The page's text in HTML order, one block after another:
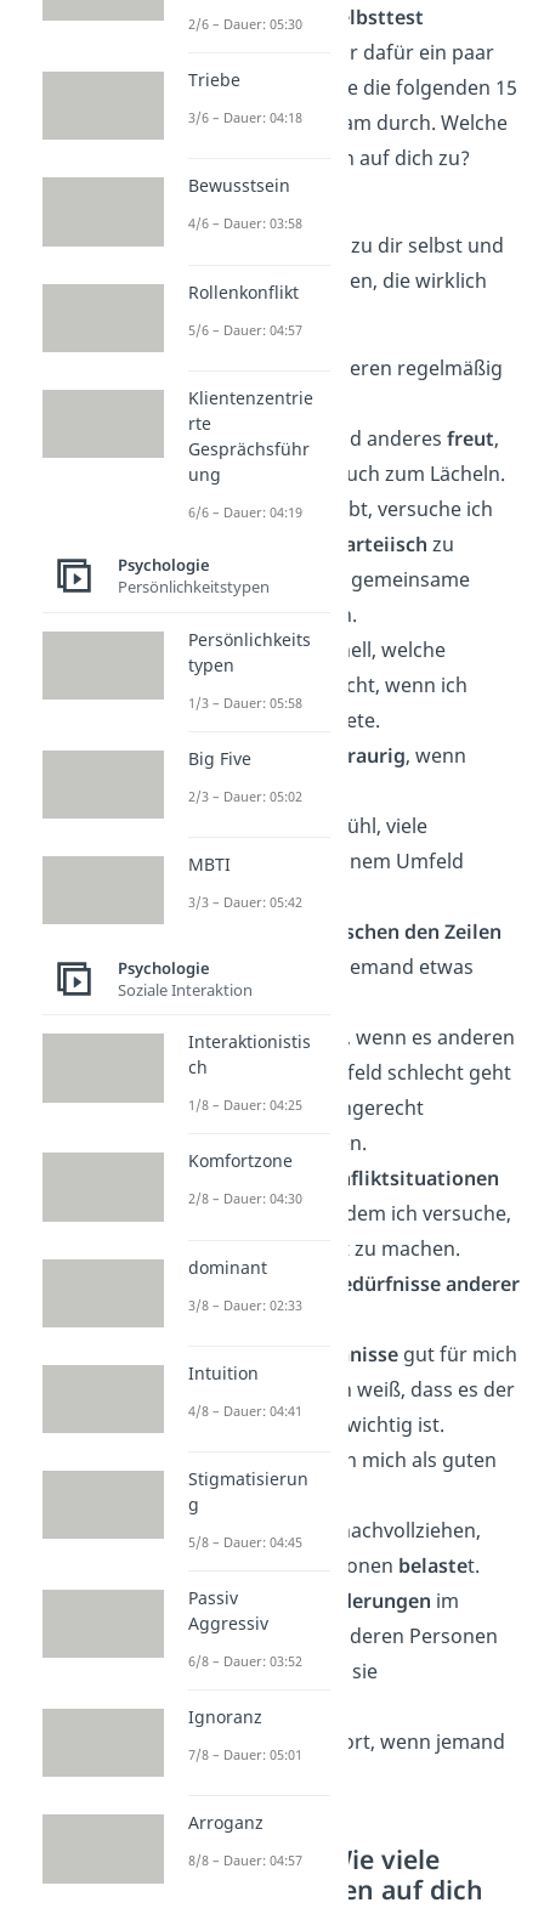
dich einen kurzen
Selbsttest
vorbereitet. Nimm dir dafür ein paar
Minuten Zeit und lese die folgenden 15
Aussagen aufmerksam durch. Welche
der Aussagen treffen auf dich zu?
Zählesie.
Achtung:
zu dir selbst und
zähle nur die Aussagen, die wirklich
Ich versuche anderen regelmäßig
zuhelfen.
Wenn sich jemand anderes freut,
bring mich das auch zum Lächeln.
Wenn es Streit gibt, versuche ich
unparteiisch zu
bleiben und eine gemeinsame
Lösung zu finden.
Ich erkenne schnell, welche
Stimmung
herrscht, wenn ich
einen Raum betrete.
Ich werde auch
traurig, wenn
jemand weint.
Ich habe das Gefühl, viele
Menschen in meinem Umfeld
vertrauenmir.
zwischen den Zeilen
lesen,
wenn mir jemand etwas
sagt.
Esbelastetmich, wenn es anderen
Personen im Umfeld schlecht geht
oder wenn sie ungerecht
behandelt werden.
Konfliktsituationen
zu vermeiden, indem ich versuche,
es anderen recht zu machen.
Ich nehme die
Bedürfnisse anderer
deutlich wahr.
Geheimnissegut für mich
behalten, weil ich weiß, dass es der
anderen Person wichtig ist.
Freunde schätzen mich als guten
Zuhörer.
Ich kann es gut nachvollziehen,
was andere Personen belastet.
Mir fallen
Veränderungen im
Verhalten von anderen Personen
auf und ich kann sie
interpretieren.
Ich bemerke sofort, wenn jemand
Auswertung: Wie viele
Aussagen treffen auf dich
2/6 – Dauer: 05:30
Triebe
3/6 – Dauer: 04:18
Bewusstsein
4/6 – Dauer: 03:58
Rollenkonflikt
5/6 – Dauer: 04:57
Klientenzentrie
rte
Gesprächsführ
ung
6/6 – Dauer: 04:19
Psychologie
Persönlichkeitstypen
Persönlichkeits
typen
1/3 – Dauer: 05:58
Big Five
2/3 – Dauer: 05:02
MBTI
3/3 – Dauer: 05:42
Psychologie
Soziale Interaktion
Interaktionistis
ch
1/8 – Dauer: 04:25
Komfortzone
2/8 – Dauer: 04:30
dominant
3/8 – Dauer: 02:33
Intuition
4/8 – Dauer: 04:41
Stigmatisierun
g
5/8 – Dauer: 04:45
Passiv
Aggressiv
6/8 – Dauer: 03:52
Ignoranz
7/8 – Dauer: 05:01
Arroganz
8/8 – Dauer: 04:57